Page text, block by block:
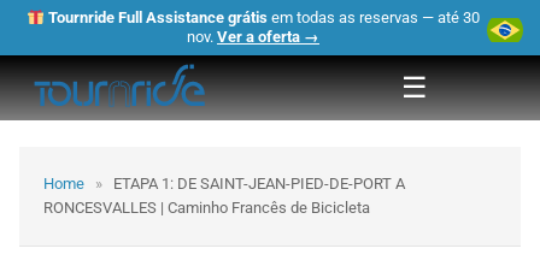
Tournride Full Assistance grátisem todas as reservas — até 30
nov. Ver a oferta → ×
☰
Home »
ETAPA 1: DE SAINT-JEAN-PIED-DE-PORT A
RONCESVALLES | Caminho Francês de Bicicleta